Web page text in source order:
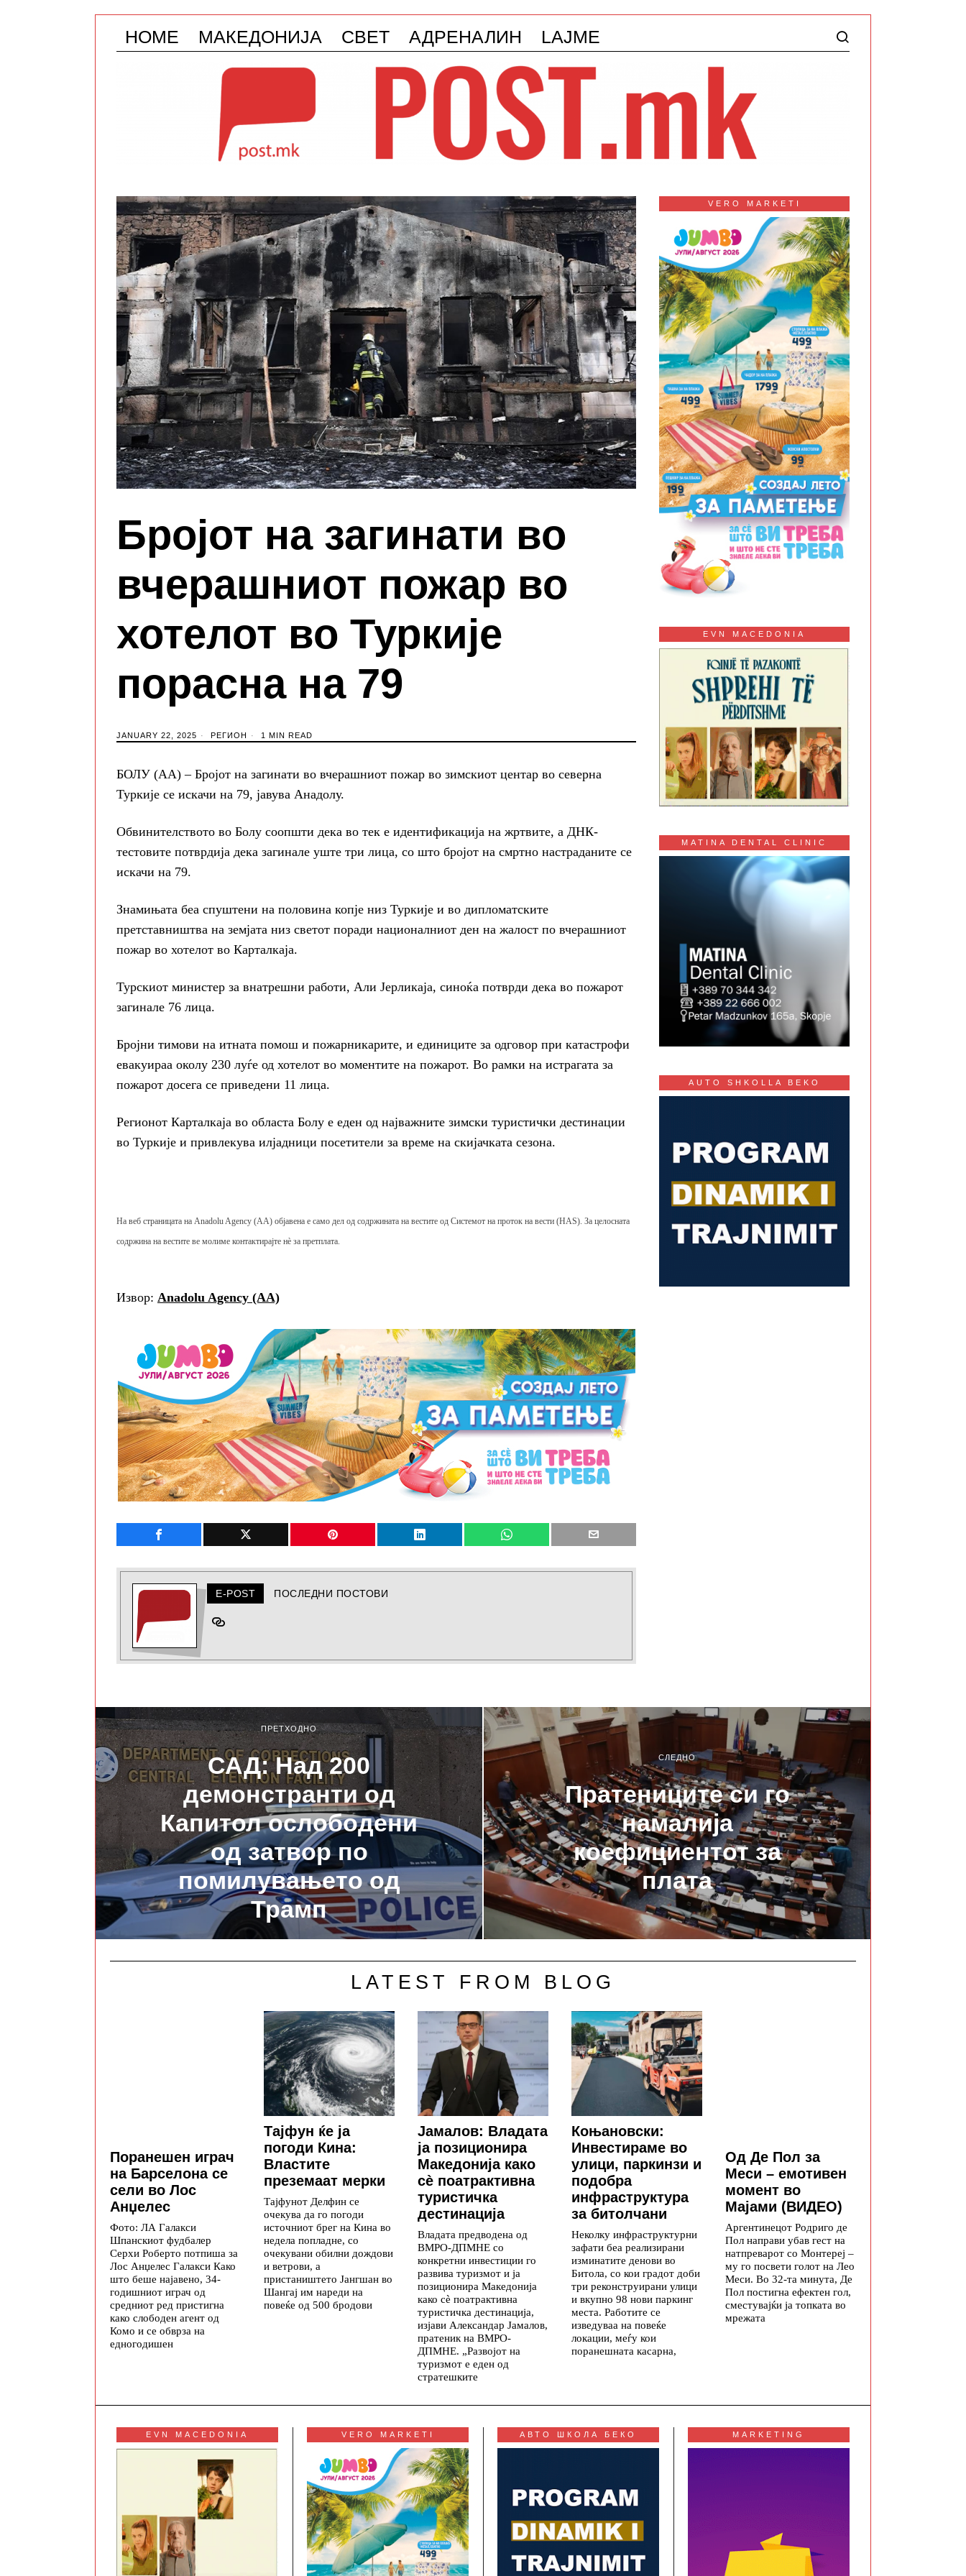
HOME МАКЕДОНИЈА СВЕТ АДРЕНАЛИН LAJME
Бројот на загинати во
вчерашниот пожар во
хотелот во Туркије
порасна на 79
JANUARY 22, 2025 РЕГИОН 1 MIN READ
БОЛУ (АА) – Бројот на загинати во вчерашниот пожар во зимскиот центар во северна
Туркије се искачи на 79, јавува Анадолу.
Обвинителството во Болу соопшти дека во тек е идентификација на жртвите, а ДНК-
тестовите потврдија дека загинале уште три лица, со што бројот на смртно настраданите се
искачи на 79.
Знамињата беа спуштени на половина копје низ Туркије и во дипломатските
претставништва на земјата низ светот поради националниот ден на жалост по вчерашниот
пожар во хотелот во Карталкаја.
Турскиот министер за внатрешни работи, Али Јерликаја, синоќа потврди дека во пожарот
загинале 76 лица.
Бројни тимови на итната помош и пожарникарите, и единиците за одговор при катастрофи
евакуираа околу 230 луѓе од хотелот во моментите на пожарот. Во рамки на истрагата за
пожарот досега се приведени 11 лица.
Регионот Карталкаја во областа Болу е еден од најважните зимски туристички дестинации
во Туркије и привлекува илјадници посетители за време на скијачката сезона.
На веб страницата на Anadolu Agency (AA) објавена е само дел од содржината на вестите од Системот на проток на вести (HAS). За целосната
содржина на вестите ве молиме контактирајте нè за претплата.
Извор: Anadolu Agency (AA)
E-POST ПОСЛЕДНИ ПОСТОВИ
VERO MARKETI
EVN MACEDONIA
MATINA DENTAL CLINIC
AUTO SHKOLLA BEKO
ПРЕТХОДНО
САД: Над 200
демонстранти од
Капитол ослободени
од затвор по
помилувањето од
Трамп
СЛЕДНО
Пратениците си го
намалија
коефициентот за
плата
LATEST FROM BLOG
Поранешен играч
на Барселона се
сели во Лос
Анџелес
Фото: ЛА Галакси
Шпанскиот фудбалер
Серхи Роберто потпиша за
Лос Анџелес Галакси Како
што беше најавено, 34-
годишниот играч од
средниот ред пристигна
како слободен агент од
Комо и се обврза на
едногодишен
Тајфун ќе ја
погоди Кина:
Властите
преземаат мерки
Тајфунот Делфин се
очекува да го погоди
источниот брег на Кина во
недела попладне, со
очекувани обилни дождови
и ветрови, а
пристаништето Јангшан во
Шангај им нареди на
повеќе од 500 бродови
Јамалов: Владата
ја позиционира
Македонија како
сè поатрактивна
туристичка
дестинација
Владата предводена од
ВМРО-ДПМНЕ со
конкретни инвестиции го
развива туризмот и ја
позиционира Македонија
како сè поатрактивна
туристичка дестинација,
изјави Александар Јамалов,
пратеник на ВМРО-
ДПМНЕ. „Развојот на
туризмот е еден од
стратешките
Коњановски:
Инвестираме во
улици, паркинзи и
подобра
инфраструктура
за битолчани
Неколку инфраструктурни
зафати беа реализирани
изминатите денови во
Битола, со кои градот доби
три реконструирани улици
и вкупно 98 нови паркинг
места. Работите се
изведуваа на повеќе
локации, меѓу кои
поранешната касарна,
Од Де Пол за
Меси – емотивен
момент во
Мајами (ВИДЕО)
Аргентинецот Родриго де
Пол направи убав гест на
натпреварот со Монтереј –
му го посвети голот на Лео
Меси. Во 32-та минута, Де
Пол постигна ефектен гол,
сместувајќи ја топката во
мрежата
EVN MACEDONIA VERO MARKETI АВТО ШКОЛА БЕКО MARKETING